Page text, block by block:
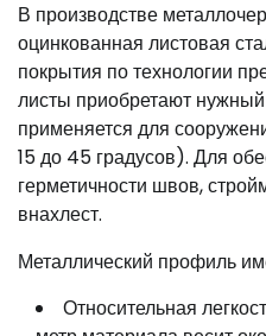
В производстве
оцинкованная листовая
покрытия по технологии
листы приобретают
применяется для
15 до 45 градусов). Для
герметичности швов,
внахлест.
Металлический профиль
Относительная